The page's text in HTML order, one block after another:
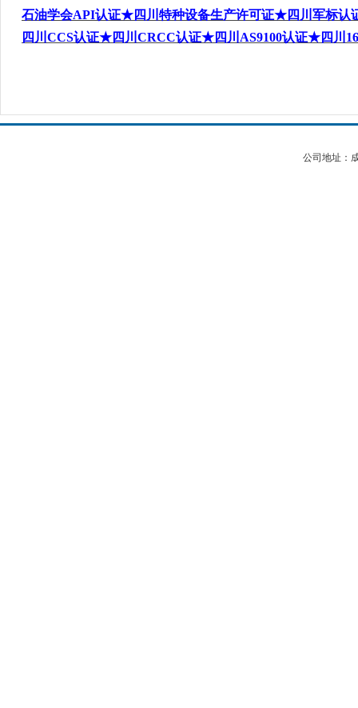
石油学会API认证★四川特种设备生产许可证★四川军标认
四川CCS认证★四川CRCC认证★四川AS9100认证★四川
公司地址：